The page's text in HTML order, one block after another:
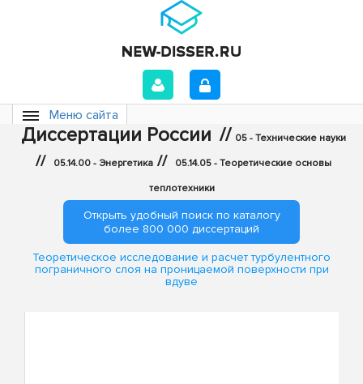
Меню сайта
Диссертации России // 05 - Технические науки
// 05.14.00 - Энергетика // 05.14.05 - Теоретические основы
теплотехники
Открыть удобный поиск по каталогу
более 800 000 диссертаций
Теоретическое исследование и расчет турбулентного
пограничного слоя на проницаемой поверхности при
вдуве